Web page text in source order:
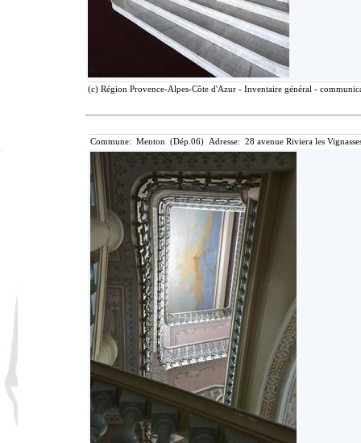
(c) Région Provence-Alpes-Côte d'Azur - Inventaire général -
Commune: Menton (Dép.06) Adresse: 28 avenue Riviera les